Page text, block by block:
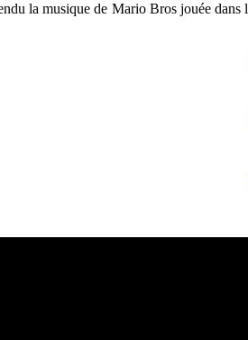
la musique de Mario Bros jouée